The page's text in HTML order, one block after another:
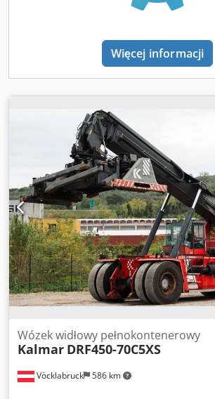
Więcej informacji
Vöcklabruck 586 km
Wózek widłowy pełnokontenerowy
Kalmar DRF450-70C5XS